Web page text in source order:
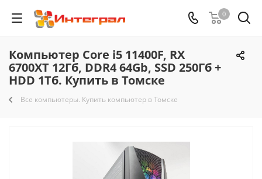
0
Компьютер Core i5 11400F, RX
6700XT 12Гб, DDR4 64Gb, SSD 250Гб +
HDD 1Тб. Купить в Томске
Все компьютеры. Купить компьютер в Томске